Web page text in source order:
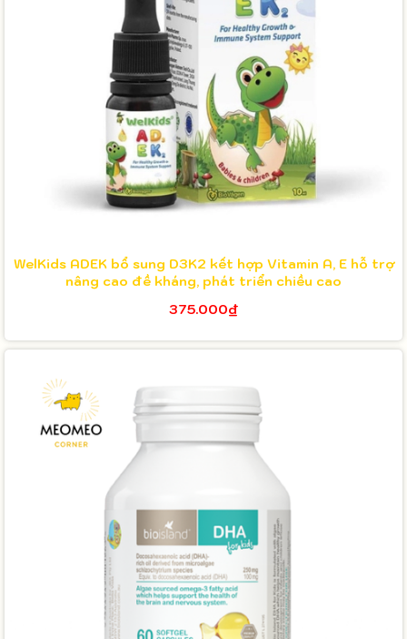
WelKids ADEK bổ sung D3K2 kết hợp Vitamin A, E hỗ trợ
nâng cao đề kháng, phát triển chiều cao
375.000₫